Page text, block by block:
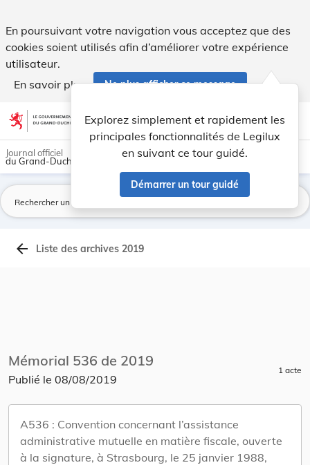
En poursuivant votre navigation vous acceptez que des
cookies soient utilisés afin d’améliorer votre expérience
utilisateur.
En savoir plus
Ne plus afficher ce message
Aller au contenu account_circle help Aide
Explorez simplement et rapidement les
principales fonctionnalités de Legilux
en suivant ce tour guidé.
Démarrer un tour guidé
light_mode dark_mode
Journal officiel
du Grand-Duché de Luxembourg
arrow_back Liste des archives 2019
Mémorial 536 de 2019
Publié le 08/08/2019
1 acte
A536 : Convention concernant l’assistance
administrative mutuelle en matière fiscale, ouverte
à la signature, à Strasbourg, le 25 janvier 1988,